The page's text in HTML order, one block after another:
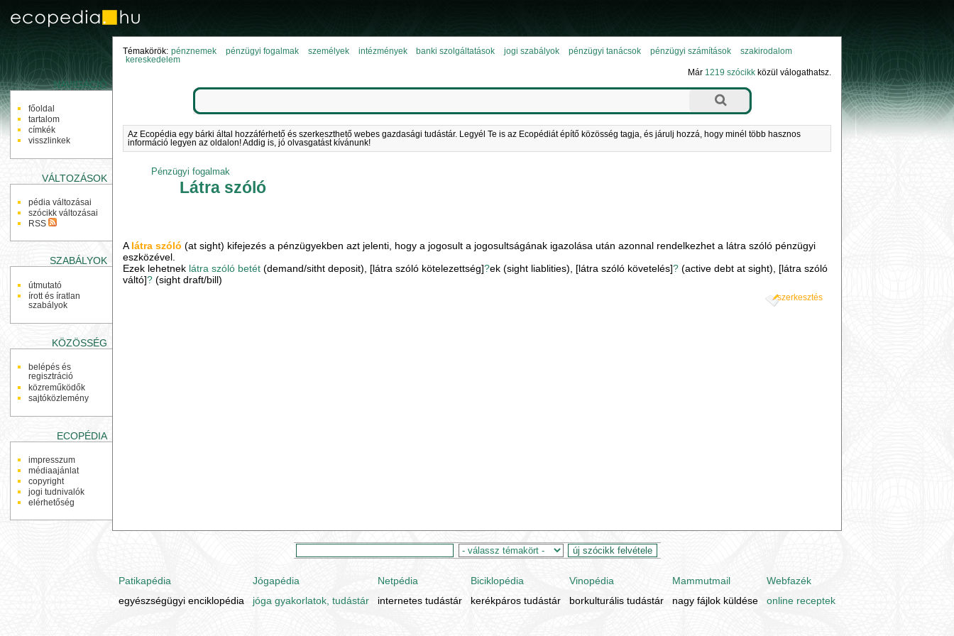
NAVIGÁCIÓ
főoldal
tartalom
címkék
visszlinkek
VÁLTOZÁSOK
pédia változásai
szócikk változásai
RSS
SZABÁLYOK
útmutató
írott és íratlan
szabályok
KÖZÖSSÉG
belépés és
regisztráció
közreműködők
sajtóközlemény
ECOPÉDIA
impresszum
médiaajánlat
copyright
jogi tudnivalók
elérhetőség
Témakörök: pénznemek pénzügyi fogalmak személyek intézmények banki szolgáltatások jogi szabályok pénzügyi tanácsok pénzügyi számítások
szakirodalom
kereskedelem
Már 1219 szócikkközül válogathatsz.
Az Ecopédia egy bárki által hozzáférhető és szerkeszthető webes gazdasági tudástár. Legyél Te is az Ecopédiát építő közösség tagja, és járulj hozzá, hogy minél több hasznos
információ legyen az oldalon! Addig is, jó olvasgatást kívánunk!
Pénzügyi fogalmak
Látra szóló
A látra szóló (at sight) kifejezés a pénzügyekben azt jelenti, hogy a jogosult a jogosultságának igazolása után azonnal rendelkezhet a látra szóló pénzügyi
eszközével.
Ezek lehetnek látra szóló betét (demand/sitht deposit), [látra szóló kötelezettség]?ek (sight liablities), [látra szóló követelés]? (active debt at sight), [látra szóló
váltó]? (sight draft/bill)
szerkesztés
Patikapédia Jógapédia Netpédia Biciklopédia Vinopédia Mammutmail
Webfazék
egyészségügyi enciklopédia
jóga gyakorlatok, tudástár internetes tudástár kerékpáros tudástár borkulturális tudástár nagy fájlok küldése online receptek